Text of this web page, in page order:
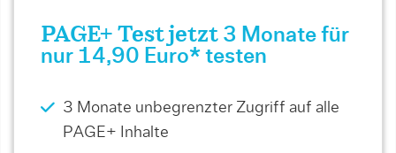
PAGE+ Test jetzt 3 Monate für
nur 14,90 Euro* testen
3 Monate unbegrenzter Zugriff auf alle
PAGE+ Inhalte